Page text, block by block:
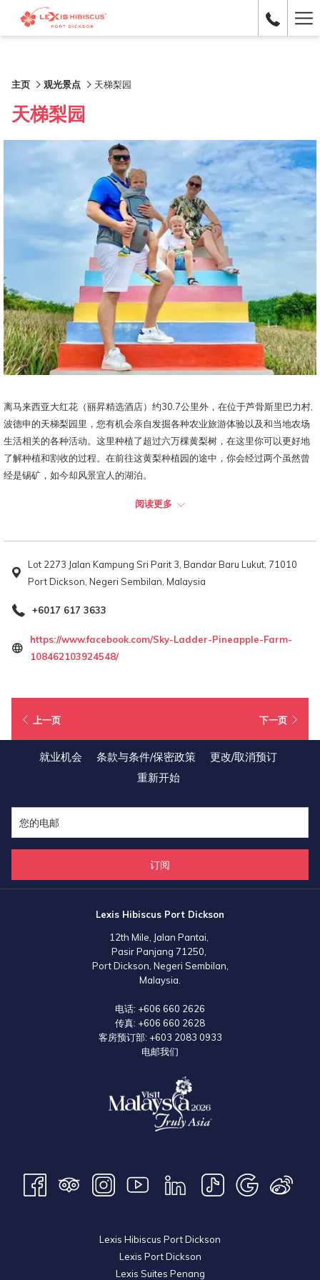
主页 观光景点 天梯梨园
天梯梨园
离马来西亚大红花（丽昇精选酒店）约30.7公里外，在位于芦骨斯里巴力村,
波德申的天梯梨园里，您有机会亲自发掘各种农业旅游体验以及和当地农场
生活相关的各种活动。这里种植了超过六万棵黄梨树，在这里你可以更好地
了解种植和割收的过程。在前往这黄梨种植园的途中，你会经过两个虽然曾
经是锡矿，如今却风景宜人的湖泊。
除了黄梨种植园，还有一个玉蜀黍种植园，在这里你非常难得的有机会尝试
宠物农场享受有趣又富有教育价值的时光，包括亲手给各种农场动物，如
羊，鸭，鹅等喂食。
游客们准备全地形车和自行车活动！还有非常值得一提的是天梯梨园里有数
黄梨和玉蜀黍，游客们在这里还可以买到新鲜的菠萝、椰子、香蕉和果汁。
门票可能会有所不同，所以前往他们的网站或联系他们以获取更多信息。
上午9点至下午6点（每日）
阅读更多
Lot 2273 Jalan Kampung Sri Parit 3, Bandar Baru Lukut, 71010
Port Dickson, Negeri Sembilan, Malaysia
+6017 617 3633
https://www.facebook.com/Sky-Ladder-Pineapple-Farm-
108462103924548/在
中
打
上一页 下一页
就业机会 条款与条件/保密政策
更改/取消预订
重新开始
订阅
Lexis Hibiscus Port Dickson
12th Mile, Jalan Pantai,
Pasir Panjang 71250,
Port Dickson, Negeri Sembilan,
Malaysia.
电话: +606 660 2626
传真: +606 660 2628
客房预订部: +603 2083 0933
电邮我们
Lexis Hibiscus Port Dickson
Lexis Port Dickson
Lexis Suites Penang